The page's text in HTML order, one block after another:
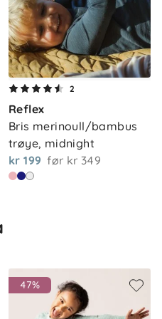
sart hud
merinoull
100, klasse 1
år) – 134–140 cm (9–
merinoull
2
Reflex
Bris merinoull/bambus
trøye, midnight
kr 199 før kr 349
47%